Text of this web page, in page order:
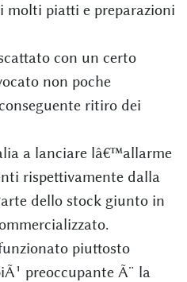
molti piatti e preparazioni
con un certo
non poche
ritiro dei
a lanciare lâ€™allarme
rispettivamente dalla
dello stock giunto in
piuttosto
preoccupante Ã¨ la